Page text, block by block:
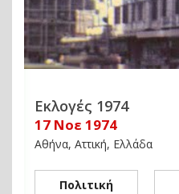
Εκλογές 1974
17 Νοε 1974
Αθήνα, Αττική, Ελλάδα
Πολιτική